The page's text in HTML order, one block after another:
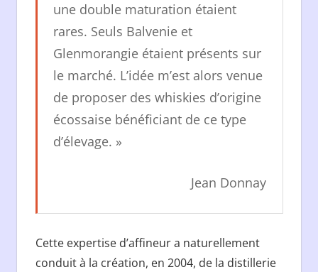
une double maturation étaient
rares. Seuls Balvenie et
Glenmorangie étaient présents sur
le marché. L’idée m’est alors venue
de proposer des whiskies d’origine
écossaise bénéficiant de ce type
d’élevage. »
Jean Donnay
Cette expertise d’affineur a naturellement
conduit à la création, en 2004, de la distillerie